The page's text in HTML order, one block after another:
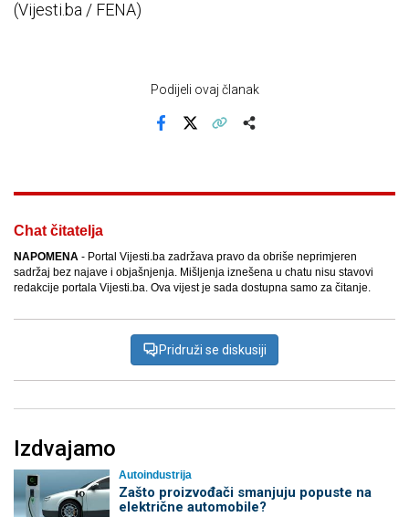
(Vijesti.ba / FENA)
Podijeli ovaj članak
Chat čitatelja
NAPOMENA - Portal Vijesti.ba zadržava pravo da obriše neprimjeren
sadržaj bez najave i objašnjenja. Mišljenja iznešena u chatu nisu stavovi
redakcije portala Vijesti.ba. Ova vijest je sada dostupna samo za čitanje.
Pridruži se diskusiji
Izdvajamo
Autoindustrija
Zašto proizvođači smanjuju popuste na
električne automobile?